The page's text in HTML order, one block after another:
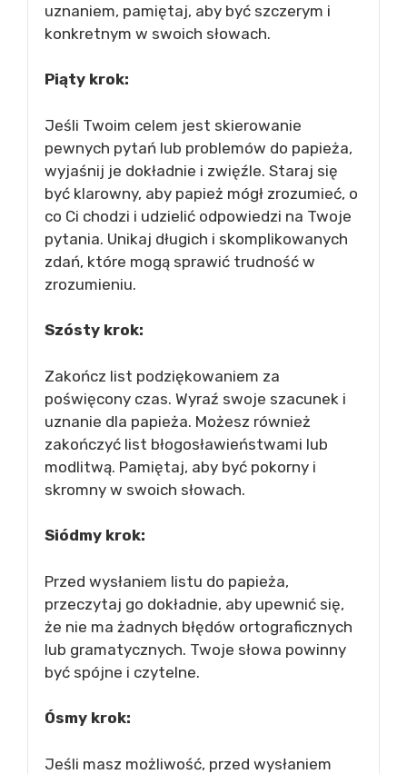
uznaniem, pamiętaj, aby być szczerym i
konkretnym w swoich słowach.
Piąty krok:
Jeśli Twoim celem jest skierowanie
pewnych pytań lub problemów do papieża,
wyjaśnij je dokładnie i zwięźle. Staraj się
być klarowny, aby papież mógł zrozumieć, o
co Ci chodzi i udzielić odpowiedzi na Twoje
pytania. Unikaj długich i skomplikowanych
zdań, które mogą sprawić trudność w
zrozumieniu.
Szósty krok:
Zakończ list podziękowaniem za
poświęcony czas. Wyraź swoje szacunek i
uznanie dla papieża. Możesz również
zakończyć list błogosławieństwami lub
modlitwą. Pamiętaj, aby być pokorny i
skromny w swoich słowach.
Siódmy krok:
Przed wysłaniem listu do papieża,
przeczytaj go dokładnie, aby upewnić się,
że nie ma żadnych błędów ortograficznych
lub gramatycznych. Twoje słowa powinny
być spójne i czytelne.
Ósmy krok:
Jeśli masz możliwość, przed wysłaniem